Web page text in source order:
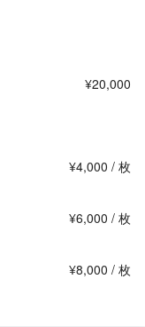
¥20,000
¥4,000 / 枚
¥6,000 / 枚
¥8,000 / 枚